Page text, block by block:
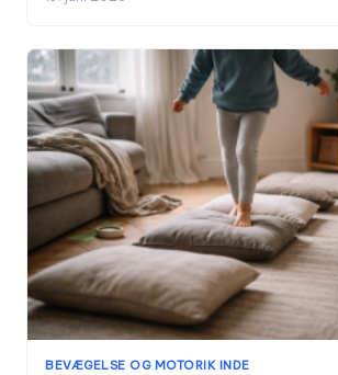
BEVÆGELSE OG MOTORIK INDE